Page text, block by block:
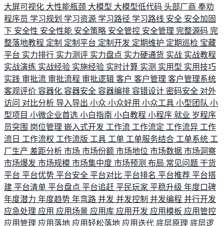
大屏可视化 大性能瓶颈 大模型 大模型低代码 头部厂商 奉劝
程序员 学习规划 学习资源 学习路径 学习路线 安全 安全加固
下 安全性 安全性能 安全策略 安全管控 安全管理 完整源码 完
整落地教程 定制 定制平台 定制开发 定期维护 定期巡检 宝藏
平台 实力排行 实力测评 实力盘点 实力硬通货 实战 实战教程
实战演练 实战经验 实施经验 实时计算 实测 实用型 实用技巧
实践 审批流 审批流程 审批逻辑 客户 客户管理 客户管理系统
客观评价 容器化 容器安全 容器编排 容错设计 密码安全 对外
访问 对比分析 导入导出 小众 小众好用 小众工具 小型团队 小
型项目 小微企业首选 小白指南 小白教程 小程序 就业 岁程序
员突围 岗位管理 嵌入式开发 工作流 工作流定 工作流异 工作
流日 工作流权 工作流版 工具 工单 工单服务结合 工单系统 工
厂生产 差距分析 市场 市场份额 市场地位 市场数据 市场洞察
市场爆发 市场规模 市场集中度 市场预测 布局 常见问题 干货
平台 平台优势 平台安全 平台对比 平台排名 平台推荐 平台搭
建 平台清单 平台盘点 平台追赶 平民玩家 平稳升级 年度口碑
年度潜力 年度趋势 年弯路 并发 并发控制 并发编程 并行开发
应急处理 应用 应用场景 应用库 应用开发 应用模板 应用管控
应用管理 应用落地 应用轻松落地 应用迭代 底层原理 底层逻